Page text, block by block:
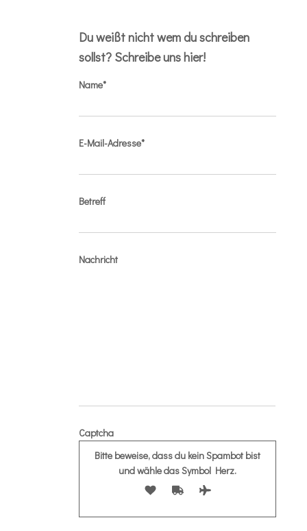
Du weißt nicht wem du schreiben
sollst? Schreibe uns hier!
Name*
E-Mail-Adresse*
Betreff
Nachricht
Captcha
Bitte beweise, dass du kein Spambot bist
und wähle das Symbol Herz.